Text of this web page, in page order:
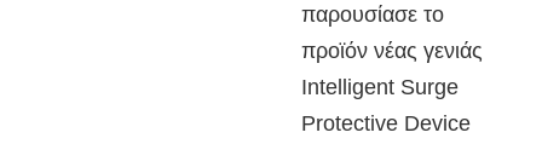
παρουσίασε το
προϊόν νέας γενιάς
Intelligent Surge
Protective Device